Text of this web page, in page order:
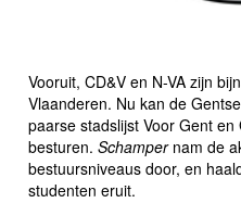
Vooruit, CD&V en N-VA zijn
Vlaanderen. Nu kan de
paarse stadslijst Voor Gent
besturen. Schampernam de
bestuursniveaus door, en
studenten eruit.